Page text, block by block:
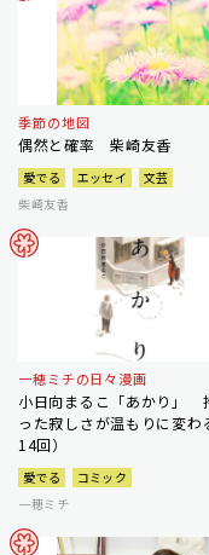
季節の地図
偶然と確率 柴崎友香
愛でる エッセイ
文芸
柴崎友香
一穂ミチの日々漫画
小日向まるこ「あかり」
った寂しさが温もりに変わ
14回）
愛でる
コミック
一穂ミチ